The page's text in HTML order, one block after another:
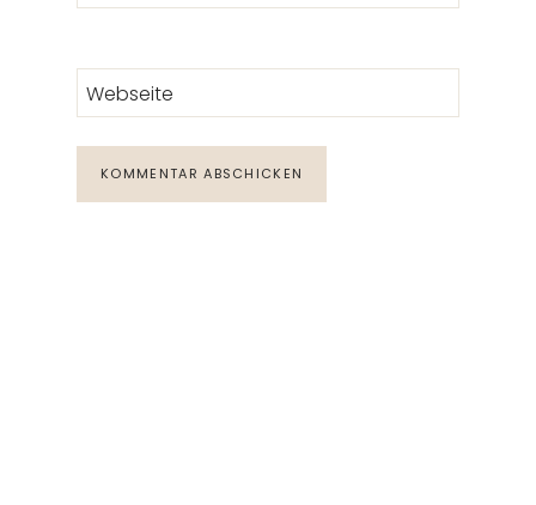
Webseite